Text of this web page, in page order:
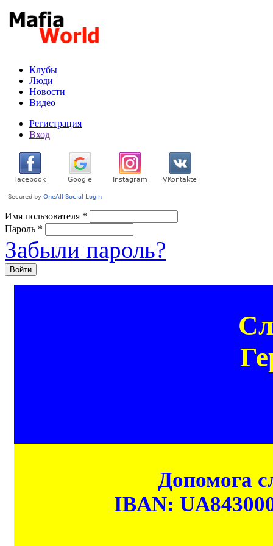
Перейти к основному содержанию
Клубы
Люди
Новости
Видео
Регистрация
Вход
Имя пользователя *
Пароль *
Забыли пароль?
Допомога
IBAN: